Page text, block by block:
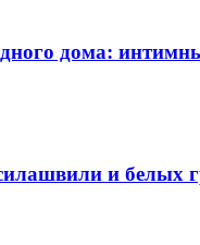
дома:
и белых